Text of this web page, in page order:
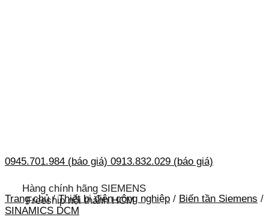
0945.701.984 (báo giá) 0913.832.029 (báo giá)
Hàng chính hãng SIEMENS
Freeship nội thành HCM
Trang chủ / Thiết bị điện công nghiệp / Biến tần Siemens /
SINAMICS DCM